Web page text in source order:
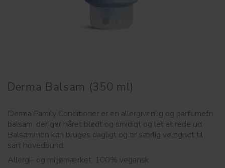
Derma Balsam (350 ml)
Derma Family Conditioner er en allergivenlig og parfumefri
balsam, der gør håret blødt og smidigt og let at rede ud.
Balsammen kan bruges dagligt og er særlig velegnet til
sart hovedbund.
Allergi- og miljømærket. 100% vegansk.